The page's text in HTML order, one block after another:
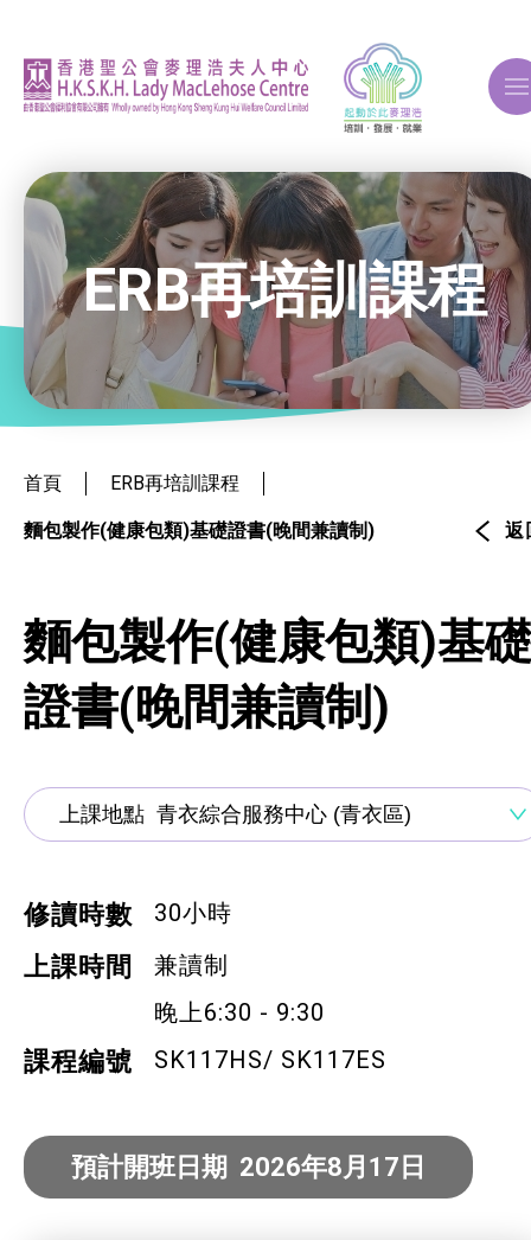
關於我們
ERB再培訓課程
就業掛鈎課程
通用技能課程
少數族裔人士課程
新來港人士課程
青年培育計劃
ERB服務點
ERB資訊
就業及求職
ERB再培訓課程
首頁 ERB再培訓課程
麵包製作(健康包類)基礎證書(晚間兼讀制) 返
麵包製作(健康包類)基礎
證書(晚間兼讀制)
修讀時數 30小時
上課時間
兼讀制
晚上6:30 - 9:30
課程編號 SK117HS/ SK117ES
預計開班日期 2026年8月17日